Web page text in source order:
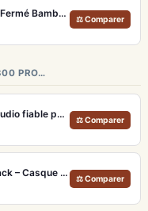
Denon AH-D9200 – Casque Hi-Fi Fermé Bambou FreeEdge Portable
⚖ Comparer
PRO…
AKG K271 MKII – Casque fermé studio fiable pour une écoute neutre
⚖ Comparer
Beyerdynamic DT 100 16 Ohm Black – Casque studio fermé pour monitoring précis
⚖ Comparer